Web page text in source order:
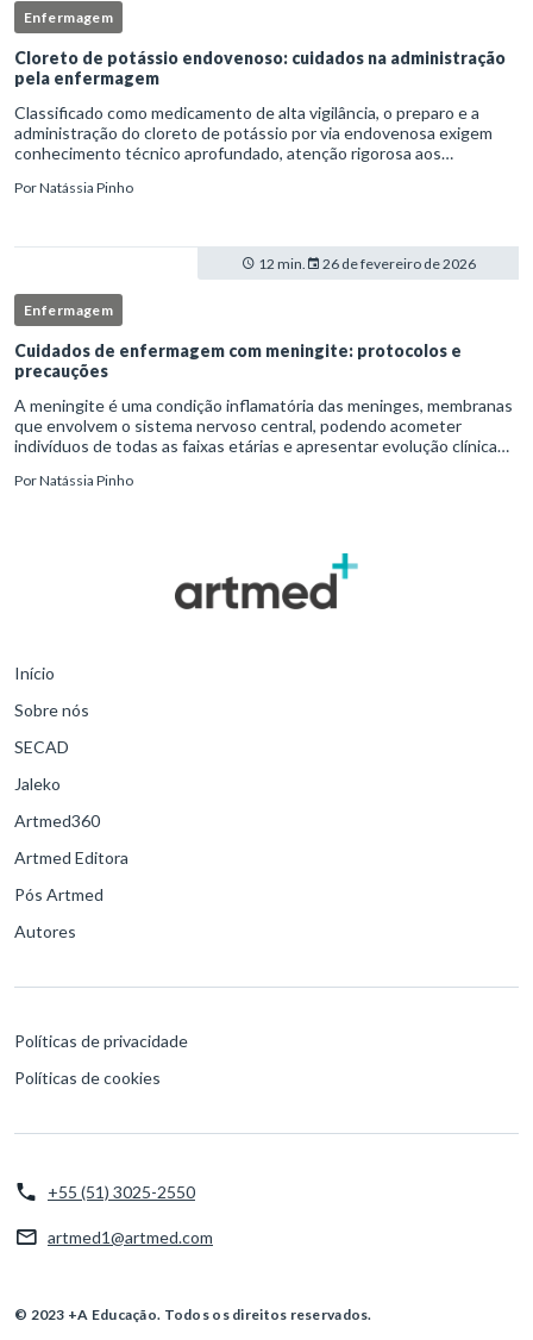
Enfermagem
Cloreto de potássio endovenoso: cuidados na administração
pela enfermagem
Classificado como medicamento de alta vigilância, o preparo e a
administração do cloreto de potássio por via endovenosa exigem
conhecimento técnico aprofundado, atenção rigorosa aos
enfermag
PorNatássia Pinho
12 min. 26 de fevereiro de 2026
Enfermagem
Cuidados de enfermagem com meningite: protocolos e
precauções
A meningite é uma condição inflamatória das meninges, membranas
que envolvem o sistema nervoso central, podendo acometer
indivíduos de todas as faixas etárias e apresentar evolução clínica
PorNatássia Pinho
Início
Sobre nós
SECAD
Jaleko
Artmed360
Artmed Editora
Pós Artmed
Autores
Políticas de privacidade
Políticas de cookies
+55 (51) 3025-2550
artmed1@artmed.com
© 2023 +A Educação. Todos os direitos reservados.